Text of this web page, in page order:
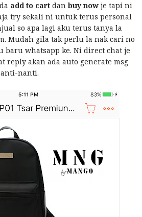
add to cart danbuy now je tapi ni
try sekali ni untuk terus personal
so apa lagi aku terus tanya la
Mudah gila tak perlu la nak cari no
baru whatsapp ke. Ni direct chat je
reply akan ada auto generate msg
nanti.